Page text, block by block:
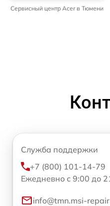
Сервисный центр Acer в Тюмени
Служба поддержки
+7 (800) 101-14-79
Ежедневно с 9:00 до
info@tmn.msi-